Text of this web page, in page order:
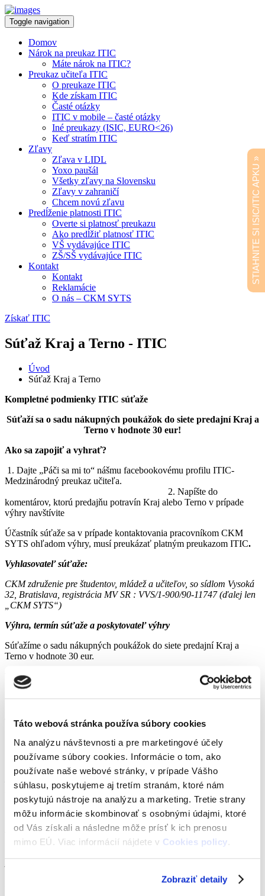
Táto webová stránka používa súbory cookies
Na analýzu návštevnosti a pre marketingové účely
používame súbory cookies. Informácie o tom, ako
používate naše webové stránky, v prípade Vášho
súhlasu, poskytujeme aj tretím stranám, ktoré nám
poskytujú nástroje na analýzu a marketing. Tretie strany
môžu informácie skombinovať s osobnými údajmi, ktoré
od Vás získali a následne môže prísť k ich prenosu
mimo EÚ. Viac informácií nájdete v Cookies policy.
Zobraziť detaily
Toggle navigation
Domov
Nárok na preukaz ITIC
Máte nárok na ITIC?
Preukaz učiteľa ITIC
O preukaze ITIC
Kde získam ITIC
Časté otázky
ITIC v mobile – časté otázky
Iné preukazy (ISIC, EURO<26)
Keď stratím ITIC
Zľavy
Zľava v LIDL
Yoxo paušál
Všetky zľavy na Slovensku
Zľavy v zahraničí
Chcem novú zľavu
Predĺženie platnosti ITIC
Overte si platnosť preukazu
Ako predĺžiť platnosť ITIC
VŠ vydávajúce ITIC
ZŠ/SŠ vydávajúce ITIC
Kontakt
Kontakt
Reklamácie
O nás – CKM SYTS
Získať ITIC
Súťaž Kraj a Terno - ITIC
Úvod
Súťaž Kraj a Terno
Kompletné podmienky ITIC súťaže
Súťaží sa o sadu nákupných poukážok do siete predajní Kraj a
Terno v hodnote 30 eur!
Ako sa zapojiť a vyhrať?
1. Dajte „Páči sa mi to“ nášmu facebookovému profilu ITIC-
Medzinárodný preukaz učiteľa.
2. Napíšte do
komentárov, ktorú predajňu potravín Kraj alebo Terno v prípade
výhry navštívite
Účastník súťaže sa v prípade kontaktovania pracovníkom CKM
SYTS ohľadom výhry, musí preukázať platným preukazom ITIC.
Vyhlasovateľ súťaže:
CKM združenie pre študentov, mládež a učiteľov, so sídlom Vysoká
32, Bratislava, registrácia MV SR : VVS/1-900/90-11747 (ďalej len
„CKM SYTS“)
Výhra, termín súťaže a poskytovateľ výhry
Súťažíme o sadu nákupných poukážok do siete predajní Kraj a
Terno v hodnote 30 eur.
Termín súťaže
Poskytovateľom výhry jeKraj a Terno.
bude vyžrebovaný náhodným výberom 20.8.2023. Žrebovanie bude
vykonávať zástupca CKM SYTS. Výherca bude uverejnený na tejto
webovej stránke www.itic.sk a Facebookovom profile ITIC –
Medzinárodný preukaz učiteľa. V prípade upovedomenia o výhre sa
musí potenciálny výherca preukázať preukazomITIC , ktorý musí
byť v čase vyhodnotenia platný.
Výhra bude odosielaná kuriérom a najneskôr v termíne do
4.9.2023.
potvrdenie doručovacej adresy pre výhru v lehote 1 kalendárneho
týždňa od zverejnenia výhercov súťaže, výherca stráca na výhru
nárok. V takomto prípade bude určený ďalší výherca. Výhry nie je
STIAHNITE SI ISIC/ITIC APKU »